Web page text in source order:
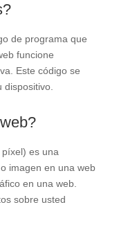
de programa que
funcione
Este código se
dispositivo.
es una
imagen en una web
en una web.
sobre usted